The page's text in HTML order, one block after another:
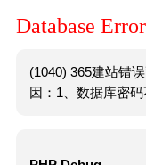
Database Error
(1040) 365建站错
因：1、数据库密码